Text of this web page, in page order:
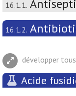
16.1.1.
16.1.2.
développer
Acide